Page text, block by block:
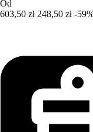
Od
603,50 zł 248,50 zł -